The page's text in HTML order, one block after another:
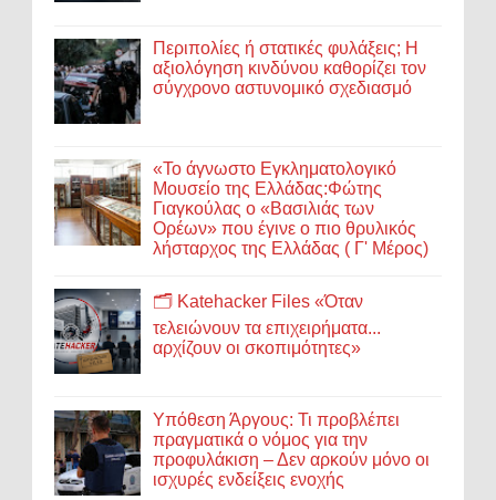
Περιπολίες ή στατικές φυλάξεις; Η
αξιολόγηση κινδύνου καθορίζει τον
σύγχρονο αστυνομικό σχεδιασμό
«Το άγνωστο Εγκληματολογικό
Μουσείο της Ελλάδας:Φώτης
Γιαγκούλας ο «Βασιλιάς των
Ορέων» που έγινε ο πιο θρυλικός
λήσταρχος της Ελλάδας ( Γ' Μέρος)
🗂️ Katehacker Files «Όταν
τελειώνουν τα επιχειρήματα...
αρχίζουν οι σκοπιμότητες»
Υπόθεση Άργους: Τι προβλέπει
πραγματικά ο νόμος για την
προφυλάκιση – Δεν αρκούν μόνο οι
ισχυρές ενδείξεις ενοχής